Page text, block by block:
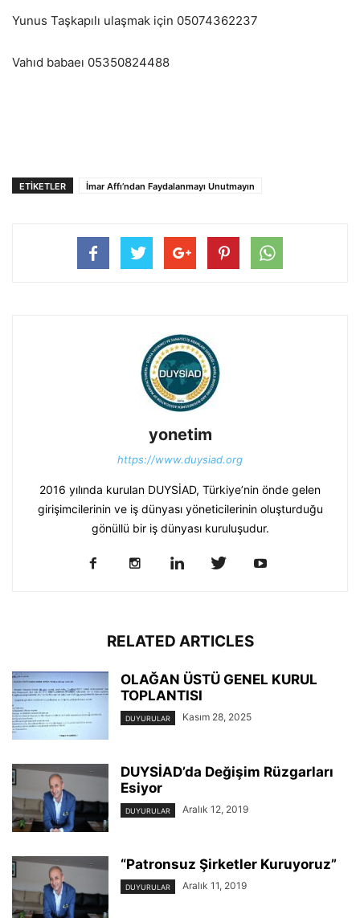
Yunus Taşkapılı ulaşmak için 05074362237
Vahıd babaeı 05350824488
ETIKETLER İmar Affı’ndan Faydalanmayı Unutmayın
yonetim
https://www.duysiad.org
2016 yılında kurulan DUYSİAD, Türkiye’nin önde gelen
girişimcilerinin ve iş dünyası yöneticilerinin oluşturduğu
gönüllü bir iş dünyası kuruluşudur.
RELATED ARTICLES
OLAĞAN ÜSTÜ GENEL KURUL
TOPLANTISI
DUYURULAR Kasım 28, 2025
DUYSİAD’da Değişim Rüzgarları
Esiyor
DUYURULAR Aralık 12, 2019
“Patronsuz Şirketler Kuruyoruz”
DUYURULAR Aralık 11, 2019